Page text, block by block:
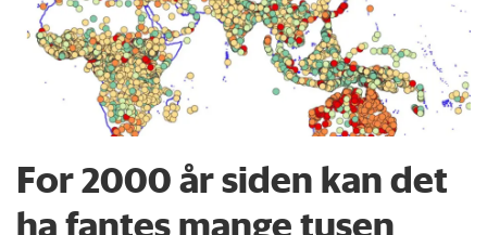
For 2000 år siden kan det
ha fantes mange tusen